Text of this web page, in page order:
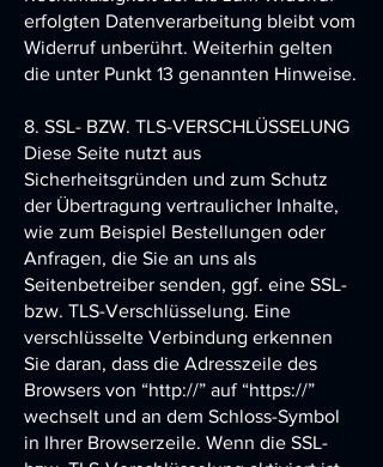
erfolgten Datenverarbeitung bleibt vom
Widerruf unberührt. Weiterhin gelten
die unter Punkt 13 genannten Hinweise.
8. SSL- BZW. TLS-VERSCHLÜSSELUNG
Diese Seite nutzt aus
Sicherheitsgründen und zum Schutz
der Übertragung vertraulicher Inhalte,
wie zum Beispiel Bestellungen oder
Anfragen, die Sie an uns als
Seitenbetreiber senden, ggf. eine SSL-
bzw. TLS-Verschlüsselung. Eine
verschlüsselte Verbindung erkennen
Sie daran, dass die Adresszeile des
Browsers von “http://” auf “https://”
wechselt und an dem Schloss-Symbol
in Ihrer Browserzeile. Wenn die SSL-